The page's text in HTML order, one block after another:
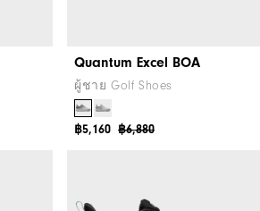
Quantum Excel BOA
ผู้ชาย Golf Shoes
฿6,880
฿5,160